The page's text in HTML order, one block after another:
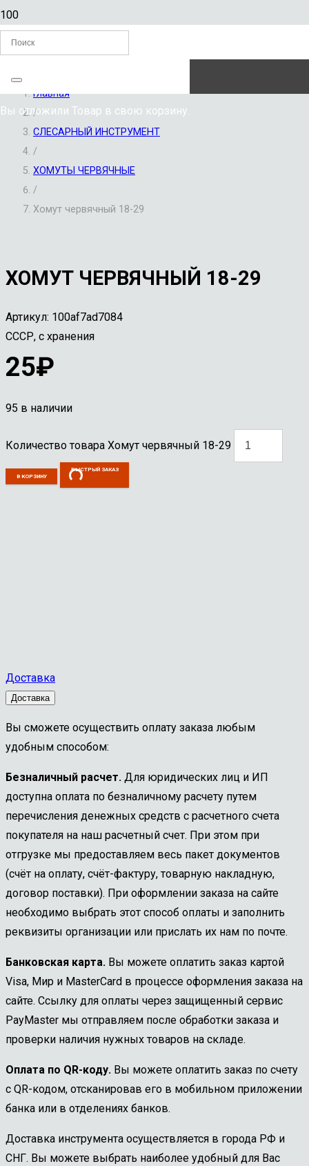
ЗАКАЗАТЬ ЗВОНОК
Вы отложили Товар в свою корзину.
Главная
/
СЛЕСАРНЫЙ ИНСТРУМЕНТ
/
ХОМУТЫ ЧЕРВЯЧНЫЕ
/
Хомут червячный 18-29
ХОМУТ ЧЕРВЯЧНЫЙ 18-29
Артикул: 100af7ad7084
СССР, с хранения
25₽
95 в наличии
Количество товара Хомут червячный 18-29
В КОРЗИНУ
БЫСТРЫЙ ЗАКАЗ
Доставка
Доставка
Вы сможете осуществить оплату заказа любым
удобным способом:
Безналичный расчет. Для юридических лиц и ИП
доступна оплата по безналичному расчету путем
перечисления денежных средств с расчетного счета
покупателя на наш расчетный счет. При этом при
отгрузке мы предоставляем весь пакет документов
(счёт на оплату, счёт-фактуру, товарную накладную,
договор поставки). При оформлении заказа на сайте
необходимо выбрать этот способ оплаты и заполнить
реквизиты организации или прислать их нам по почте.
Банковская карта. Вы можете оплатить заказ картой
Visa, Мир и MasterCard в процессе оформления заказа на
сайте. Ссылку для оплаты через защищенный сервис
PayMaster мы отправляем после обработки заказа и
проверки наличия нужных товаров на складе.
Оплата по QR-коду. Вы можете оплатить заказ по счету
с QR-кодом, отсканировав его в мобильном приложении
банка или в отделениях банков.
Доставка инструмента осуществляется в города РФ и
СНГ. Вы можете выбрать наиболее удобный для Вас